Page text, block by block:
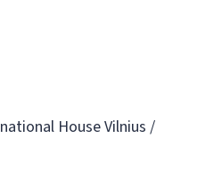
House Vilnius /